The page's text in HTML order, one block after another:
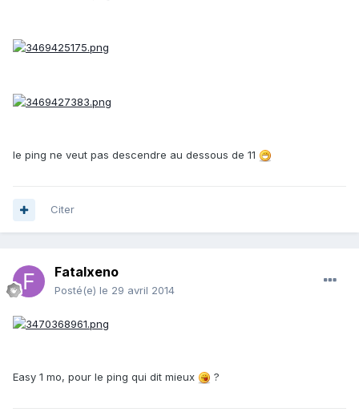
le ping ne veut pas descendre au dessous de 11
Citer
Fatalxeno
Posté(e) le 29 avril 2014
Easy 1 mo, pour le ping qui dit mieux ?